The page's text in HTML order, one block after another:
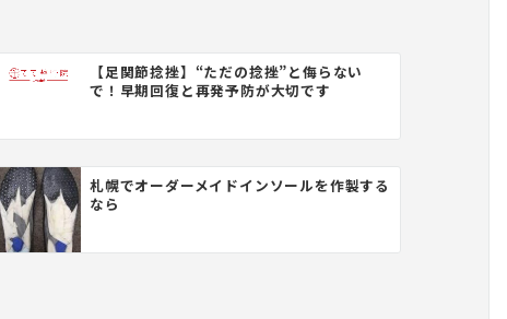
【足関節捻挫】“ただの捻挫”と侮らない
で！早期回復と再発予防が大切です
札幌でオーダーメイドインソールを作製する
なら